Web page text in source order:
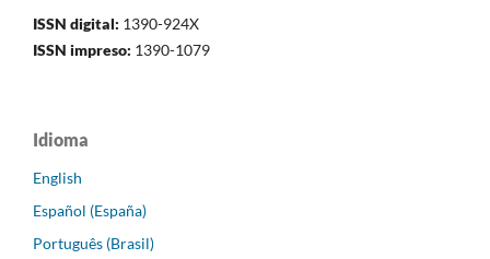
ISSN digital: 1390-924X
ISSN impreso: 1390-1079
Idioma
English
Español (España)
Português (Brasil)